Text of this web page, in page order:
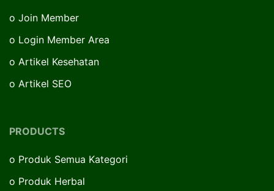
o Join Member
o Login Member Area
o Artikel Kesehatan
o Artikel SEO
PRODUCTS
o Produk Semua Kategori
o Produk Herbal